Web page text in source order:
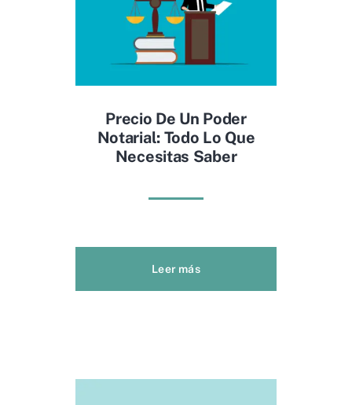
Precio De Un Poder
Notarial: Todo Lo Que
Necesitas Saber
Leer más